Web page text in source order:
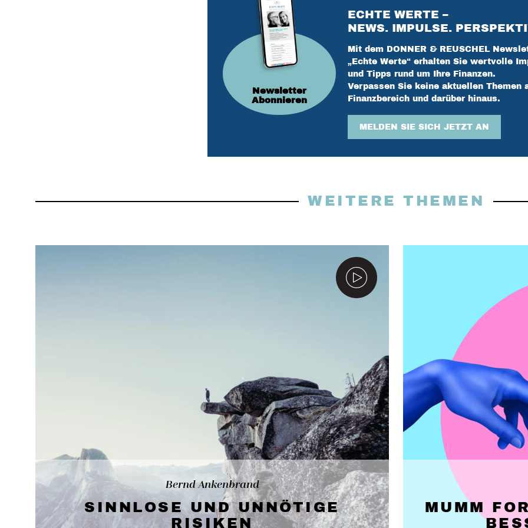
ECHTE WERTE –
NEWS. IMPULSE.
Mit dem DONNER & REUSCHEL
„Echte Werte“ erhalten Sie wertvolle
und Tipps rund um Ihre Finanzen.
Verpassen Sie keine aktuellen Themen
Finanzbereich und darüber hinaus.
MELDEN SIE SICH JETZT AN
Newsletter
Abonnieren
WEITERE THEMEN
Bernd Ankenbrand
SINNLOSE UND UNNÖTIGE
RISIKEN
MUMM